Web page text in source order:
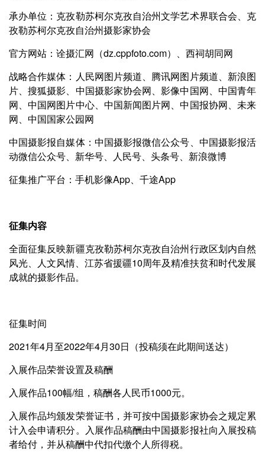
承办单位：克孜勒苏柯尔克孜自治州文学艺术界联合会、克
孜勒苏柯尔克孜自治州摄影家协会
官方网站：诠摄汇网（dz.cppfoto.com）、西祠胡同网
战略合作媒体：人民网图片频道、腾讯网图片频道、新浪图
片、搜狐摄影、中国摄影家协会网、影像中国网、中国青年
网、中国网图片中心、中国新闻图片网、中国报协网、未来
网、中国国家公园网
中国摄影报自媒体：中国摄影报微信公众号、中国摄影报活
动微信公众号、新华号、人民号、头条号、新浪微博
征集推广平台：手机影像App、千途App
征集内容
全面征集反映新疆克孜勒苏柯尔克孜自治州行政区划内自然
风光、人文风情、江苏省援疆10周年及精准扶贫和时代发展
成就的摄影作品。
征集时间
2021年4月至2022年4月30日（投稿须在此期间送达）
入展作品荣誉设置及稿酬
入展作品100幅/组，稿酬各人民币1000元。
入展作品均颁发荣誉证书，并可按中国摄影家协会之规定累
计入会申请积分。入展作品稿酬由中国摄影报社向入展投稿
者给付，并从稿酬中代扣代缴个人所得税。